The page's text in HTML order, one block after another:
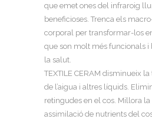
que emet ones del infraroig
beneficioses. Trenca els
corporal per transformar-los
que son molt més funcionals i
la salut.
TEXTILE CERAM disminueix
de l’aigua i altres líquids.
retingudes en el cos. Millora
assimilació de nutrients del